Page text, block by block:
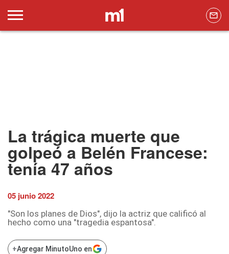
La trágica muerte que
golpeó a Belén Francese:
tenía 47 años
05 junio 2022
"Son los planes de Dios", dijo la actriz que calificó al
hecho como una "tragedia espantosa".
+Agregar MinutoUno en